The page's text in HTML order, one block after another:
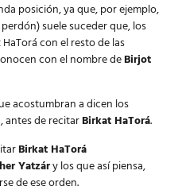
posición, ya que, por ejemplo,
suele suceder que, los
con el resto de las
con el nombre deBirjot
acostumbran a dicen los
antes de recitarBirkat HaTorá.
Birkat HaTorá
Yatzáry los que así piensa,
de ese orden.